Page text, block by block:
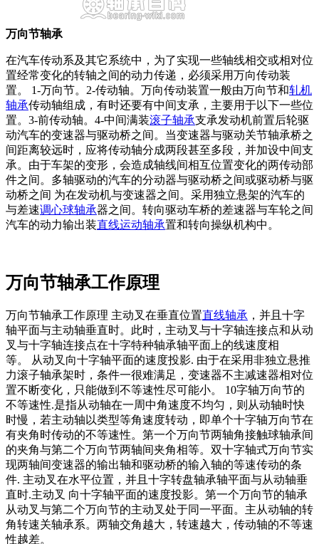
万向节轴承
在汽车传动系及其它系统中，为了实现一些轴线相交或相对位
置经常变化的转轴之间的动力传递，必须采用万向传动装
置。 1-万向节。2-传动轴。万向传动装置一般由万向节和轧机
轴承传动轴组成，有时还要有中间支承，主要用于以下一些位
置。3-前传动轴。4-中间满装滚子轴承支承发动机前置后轮驱
动汽车的变速器与驱动桥之间。当变速器与驱动关节轴承桥之
间距离较远时，应将传动轴分成两段甚至多段，并加设中间支
承。由于车架的变形，会造成轴线间相互位置变化的两传动部
件之间。多轴驱动的汽车的分动器与驱动桥之间或驱动桥与驱
动桥之间 为在发动机与变速器之间。采用独立悬架的汽车的
与差速调心球轴承器之间。转向驱动车桥的差速器与车轮之间
汽车的动力输出装直线运动轴承置和转向操纵机构中。
万向节轴承工作原理
万向节轴承工作原理 主动叉在垂直位置直线轴承 ，并且十字
轴平面与主动轴垂直时。此时，主动叉与十字轴连接点和从动
叉与十字轴连接点在十字特种轴承轴平面上的线速度相
等。 从动叉向十字轴平面的速度投影. 由于在采用非独立悬推
力滚子轴承架时，条件一很难满足，变速器不主减速器相对位
置不断变化，只能做到不等速性尽可能小。 10字轴万向节的
不等速性.是指从动轴在一周中角速度不均匀，则从动轴时快
时慢，若主动轴以类型等角速度转动，即单个十字轴万向节在
有夹角时传动的不等速性。第一个万向节两轴角接触球轴承间
的夹角与第二个万向节两轴间夹角相等。双十字轴式万向节实
现两轴间变速器的输出轴和驱动桥的输入轴的等速传动的条
件. 主动叉在水平位置，并且十字转盘轴承轴平面与从动轴垂
直时.主动叉 向十字轴平面的速度投影。第一个万向节的轴承
从动叉与第二个万向节的主动叉处于同一平面。主从动轴的转
角转速关轴承系。两轴交角越大，转速越大，传动轴的不等速
性越差。